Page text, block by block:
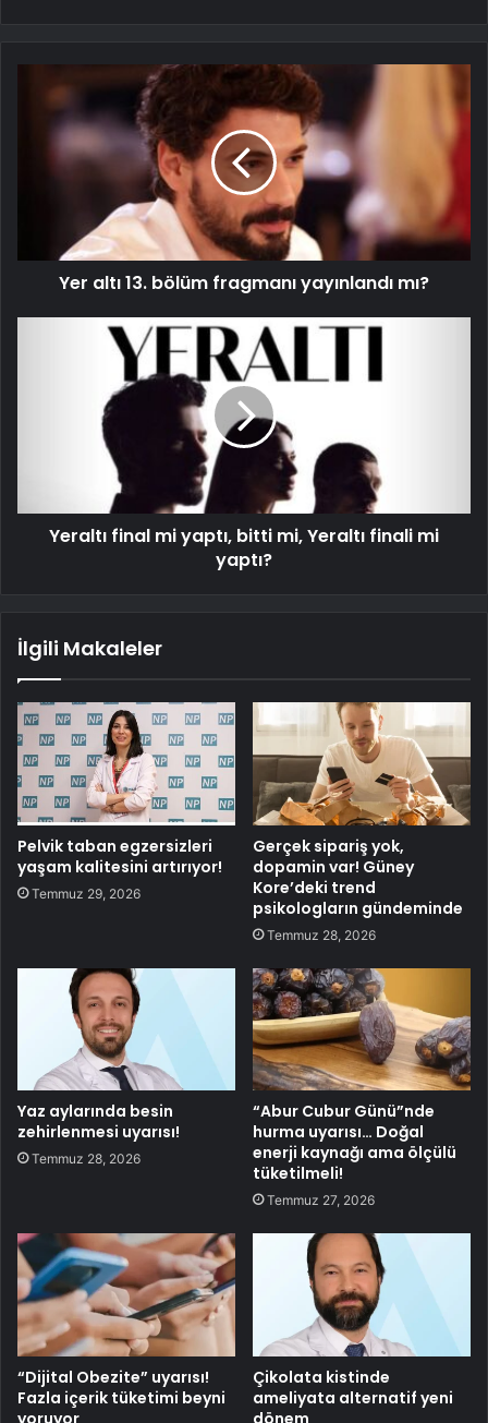
Yer altı 13. bölüm fragmanı yayınlandı mı?
Yeraltı final mi yaptı, bitti mi, Yeraltı finali mi
yaptı?
İlgili Makaleler
Pelvik taban egzersizleri
yaşam kalitesini artırıyor!
Temmuz 29, 2026
Gerçek sipariş yok,
dopamin var! Güney
Kore’deki trend
psikologların gündeminde
Temmuz 28, 2026
Yaz aylarında besin
zehirlenmesi uyarısı!
Temmuz 28, 2026
“Abur Cubur Günü”nde
hurma uyarısı… Doğal
enerji kaynağı ama ölçülü
tüketilmeli!
Temmuz 27, 2026
“Dijital Obezite” uyarısı!
Fazla içerik tüketimi beyni
Çikolata kistinde
ameliyata alternatif yeni